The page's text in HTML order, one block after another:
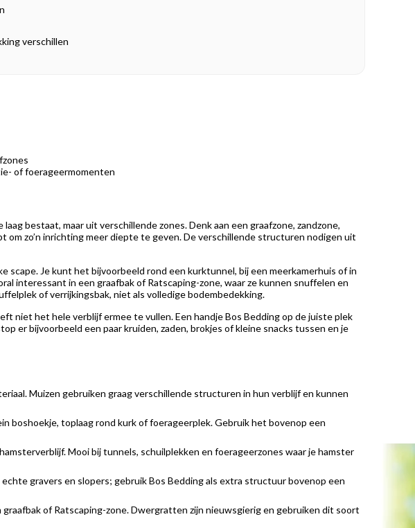
verschillen
of foerageermomenten
bestaat, maar uit verschillende zones. Denk aan een graafzone, zandzone,
zo’n inrichting meer diepte te geven. De verschillende structuren nodigen uit
scape. Je kunt het bijvoorbeeld rond een kurktunnel, bij een meerkamerhuis of in
interessant in een graafbak of Ratscaping-zone, waar ze kunnen snuffelen en
of verrijkingsbak, niet als volledige bodembedekking.
niet het hele verblijf ermee te vullen. Een handje Bos Bedding op de juiste plek
er bijvoorbeeld een paar kruiden, zaden, brokjes of kleine snacks tussen en je
Muizen gebruiken graag verschillende structuren in hun verblijf en kunnen
boshoekje, toplaag rond kurk of foerageerplek. Gebruik het bovenop een
Mooi bij tunnels, schuilplekken en foerageerzones waar je hamster
gravers en slopers; gebruik Bos Bedding als extra structuur bovenop een
of Ratscaping-zone. Dwergratten zijn nieuwsgierig en gebruiken dit soort